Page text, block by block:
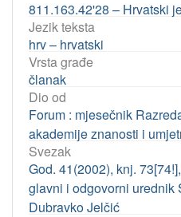
811.163.42'28 – Hrvatski
Jezik teksta
hrv – hrvatski
Vrsta građe
članak
Dio od
Forum : mjesečnik
akademije znanosti i
Svezak
God. 41(2002), knj.
glavni i odgovorni urednik
Dubravko Jelčić